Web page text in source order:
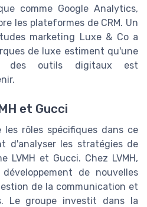
comme Google Analytics,
les plateformes de CRM. Un
marketing Luxe & Co a
de luxe estiment qu'une
des outils digitaux est
et Gucci
les rôles spécifiques dans ce
d'analyser les stratégies de
LVMH et Gucci. Chez LVMH,
de nouvelles
de la communication et
Le groupe investit dans la